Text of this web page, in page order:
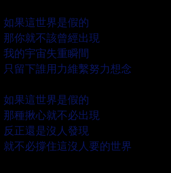
如果這世界是假的
那你就不該曾經出現
我的宇宙失重瞬間
只留下誰用力維繫努力想念
如果這世界是假的
那種揪心就不必出現
反正還是沒人發現
就不必撐住這沒人要的世界